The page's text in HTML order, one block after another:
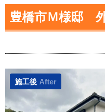
豊橋市Ｍ様邸
施工後 After